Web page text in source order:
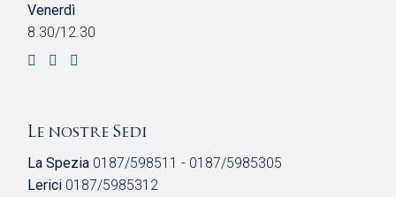
Venerdì
8.30/12.30
Le nostre Sedi
La Spezia 0187/598511 - 0187/5985305
Lerici 0187/5985312